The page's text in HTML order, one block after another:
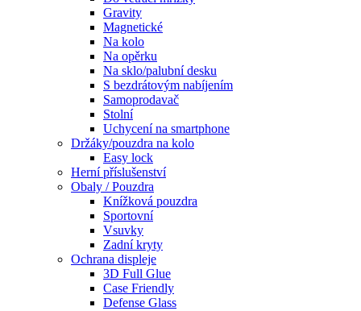
Gravity
Magnetické
Na kolo
Na opěrku
Na sklo/palubní desku
S bezdrátovým nabíjením
Samoprodavač
Stolní
Uchycení na smartphone
Držáky/pouzdra na kolo
Easy lock
Herní příslušenství
Obaly / Pouzdra
Knížková pouzdra
Sportovní
Vsuvky
Zadní kryty
Ochrana displeje
3D Full Glue
Case Friendly
Defense Glass